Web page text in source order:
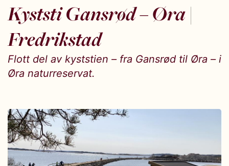
Kyststi Gansrød – Øra |
Fredrikstad
Flott del av kyststien – fra Gansrød til Øra – i
Øra naturreservat.